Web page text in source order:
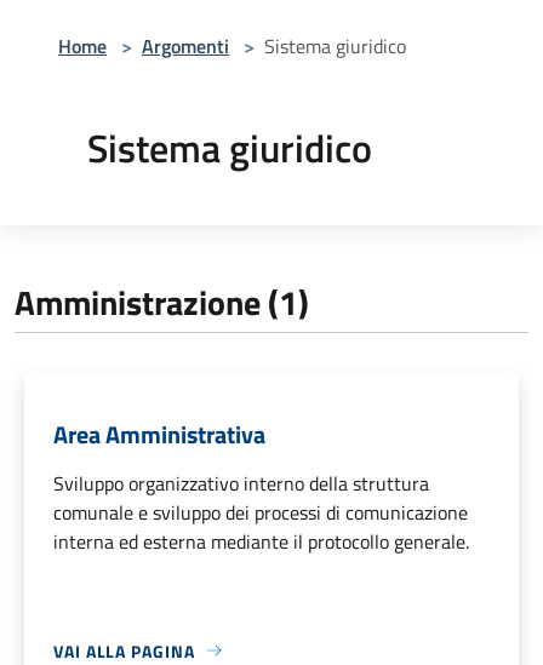
Home > Argomenti > Sistema giuridico
Sistema giuridico
Amministrazione (1)
Area Amministrativa
Sviluppo organizzativo interno della struttura
comunale e sviluppo dei processi di comunicazione
interna ed esterna mediante il protocollo generale.
VAI ALLA PAGINA